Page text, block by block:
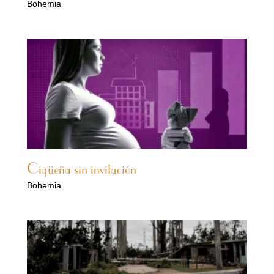
Bohemia
Cigüeña sin invitación
Bohemia